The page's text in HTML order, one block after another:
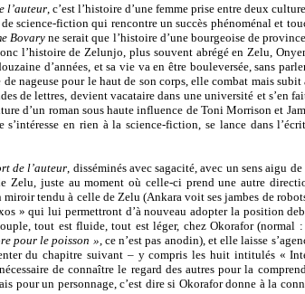
l’auteur , c’est l’histoire d’une femme prise entre deux
science-fiction qui rencontre un succès phénoménal et
Bovaryne serait que l’histoire d’une bourgeoise de
l’histoire de Zelunjo, plus souvent abrégé en Zelu,
d’années, et sa vie va en être bouleversée, sans
nageuse pour le haut de son corps, elle combat mais
de lettres, devient vacataire dans une université et s’en
d’un roman sous haute influence de Toni Morrison et
en rien à la science-fiction, se lance dans
de l’auteur , disséminés avec sagacité, avec un sens aigu
Zelu, juste au moment où celle-ci prend une autre
tendu à celle de Zelu (Ankara voit ses jambes de
» qui lui permettront d’à nouveau adopter la position
tout est fluide, tout est léger, chez Okorafor (normal :
pour le poisson » , ce n’est pas anodin), et elle laisse
du chapitre suivant – y compris les huit intitulés «
de connaître le regard des autres pour la
pour un personnage, c’est dire si Okorafor donne à la